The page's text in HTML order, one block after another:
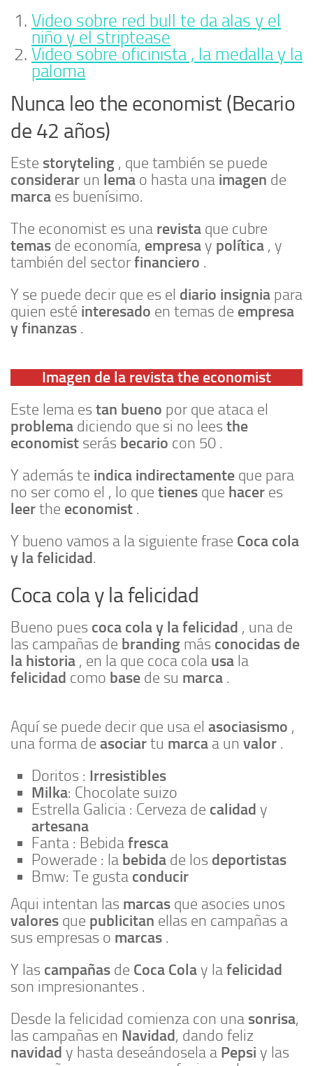
Video sobre red bull te da alas y el
niño y el striptease
Video sobre oficinista , la medalla y la
paloma
Nunca leo the economist (Becario
de 42 años)
Este storyteling , que también se puede
considerar un lema o hasta una imagen de
marca es buenísimo.
The economist es una revista que cubre
temas de economía, empresay política , y
también del sectorfinanciero .
Y se puede decir que es el diario insignia para
quien esté interesado en temas de empresa
y finanzas .
Imagen de la revista the economist
Este lema estan bueno por que ataca el
problema diciendo que si no leesthe
economist serás becario con 50 .
Y además te indica indirectamente que para
no ser como el , lo que tienes que hacer es
leerthe economist .
Y bueno vamos a la siguiente frase Coca cola
y la felicidad.
Coca cola y la felicidad
Bueno pues coca cola y la felicidad , una de
las campañas de branding más conocidas de
la historia , en la que coca cola usa la
felicidad como base de su marca .
Aquí se puede decir que usa el asociasismo ,
una forma de asociartu marca a un valor .
Doritos : Irresistibles
Milka: Chocolate suizo
Estrella Galicia : Cerveza de calidad y
artesana
Fanta : Bebidafresca
Powerade : la bebida de los deportistas
Bmw: Te gusta conducir
Aqui intentan las marcas que asocies unos
valores que publicitan ellas en campañas a
sus empresas o marcas .
Y las campañas de Coca Colay lafelicidad
son impresionantes .
Desde la felicidad comienza con una sonrisa,
las campañas en Navidad, dando feliz
navidad y hasta deseándosela a Pepsi y las